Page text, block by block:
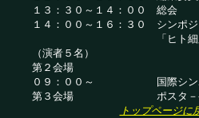
１３：３０～１４：００ 総会
１４：００～１６：３０
シンポ
「ヒト細胞を利用し
（演者５名）
第２会場
０９：００～ 国際シンポ
第３会場 ポスタ－
トップページに